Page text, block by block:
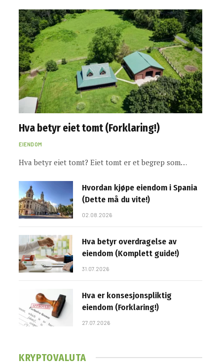
Hva betyr eiet tomt (Forklaring!)
EIENDOM
Hva betyr eiet tomt? Eiet tomt er et begrep som…
Hvordan kjøpe eiendom i Spania
(Dette må du vite!)
02.08.2026
Hva betyr overdragelse av
eiendom (Komplett guide!)
31.07.2026
Hva er konsesjonspliktig
eiendom (Forklaring!)
27.07.2026
KRYPTOVALUTA